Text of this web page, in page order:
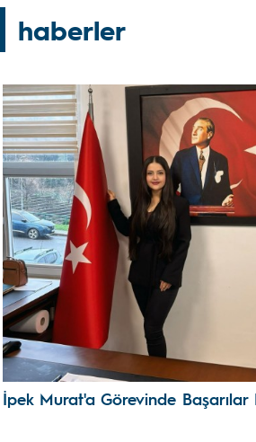
haberler
İpek Murat'a Görevinde Başarılar